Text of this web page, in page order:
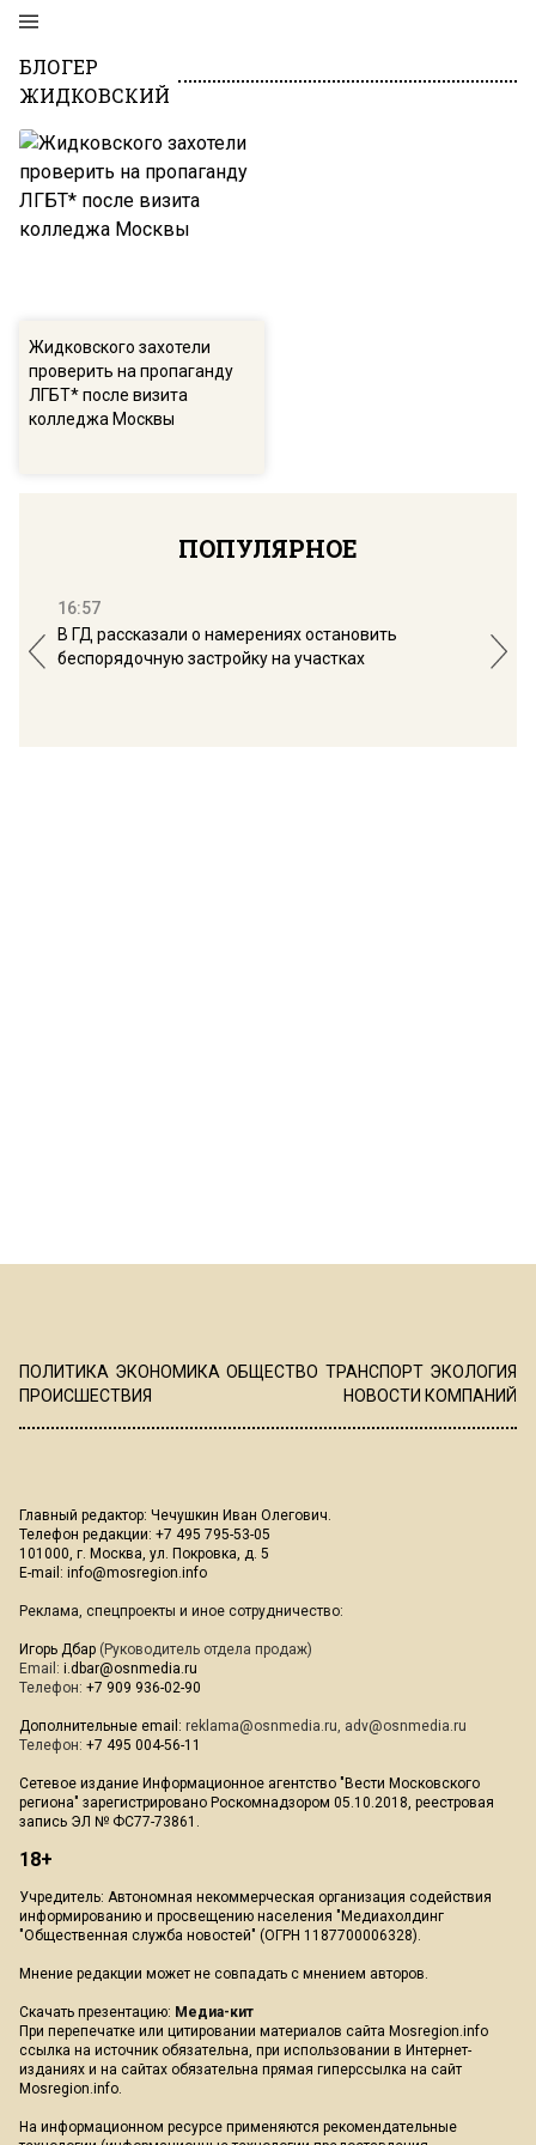
БЛОГЕР
ЖИДКОВСКИЙ
Жидковского захотели
проверить на пропаганду
ЛГБТ* после визита
колледжа Москвы
ПОПУЛЯРНОЕ
16:57
В ГД рассказали о намерениях остановить
беспорядочную застройку на участках
ПОЛИТИКА ЭКОНОМИКА ОБЩЕСТВО ТРАНСПОРТ ЭКОЛОГИЯ
ПРОИСШЕСТВИЯ
НОВОСТИ КОМПАНИЙ
Главный редактор: Чечушкин Иван Олегович.
Телефон редакции: +7 495 795-53-05
101000, г. Москва, ул. Покровка, д. 5
E-mail: info@mosregion.info
Реклама, спецпроекты и иное сотрудничество:
Игорь Дбар (Руководитель отдела продаж)
Email: i.dbar@osnmedia.ru
Телефон: +7 909 936-02-90
Дополнительные email: reklama@osnmedia.ru, adv@osnmedia.ru
Телефон: +7 495 004-56-11
Сетевое издание Информационное агентство "Вести Московского
региона" зарегистрировано Роскомнадзором 05.10.2018, реестровая
запись ЭЛ № ФС77-73861.
18+
Учредитель: Автономная некоммерческая организация содействия
информированию и просвещению населения "Медиахолдинг
"Общественная служба новостей" (ОГРН 1187700006328).
Мнение редакции может не совпадать с мнением авторов.
Скачать презентацию: Медиа-кит
При перепечатке или цитировании материалов сайта Mosregion.info
ссылка на источник обязательна, при использовании в Интернет-
изданиях и на сайтах обязательна прямая гиперссылка на сайт
Mosregion.info.
На информационном ресурсе применяются рекомендательные